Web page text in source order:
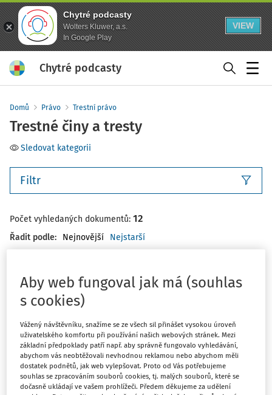
Chytré podcasty
Wolters Kluwer, a.s.
In Google Play
VIEW
Chytré podcasty
Domů Právo Trestní právo
Trestné činy a tresty
Sledovat kategorii
Filtr
Počet vyhledaných dokumentů: 12
Řadit podle: Nejnovější Nejstarší
Nový rámec kybernetické bezpečnosti
Dodavatelské řetězce, strategicky
významné služby a domény
JUDr. Barbora Košinárová Ph.D.
Vydáno:27. 1. 2026 Délka:09:02
VÝKLAD PRAXE NOVELIZACE
Další nástroje kybernetické bezpečnosti
Aby web fungoval jak má (souhlas
s cookies)
Vážený návštěvníku, snažíme se ze všech sil přinášet vysokou úroveň
uživatelského komfortu při používání našich webových stránek. Mezi
základní předpoklady patří např. aby správně fungovalo vyhledávání,
abychom vás neobtěžovali nevhodnou reklamou nebo abychom měli
dostatek podnětů, jak web vylepšovat. Proto od Vás potřebujeme
souhlas se zpracováním souborů cookies, tj. malých souborů, které se
dočasně ukládají ve vašem prohlížeči. Předem děkujeme za udělení